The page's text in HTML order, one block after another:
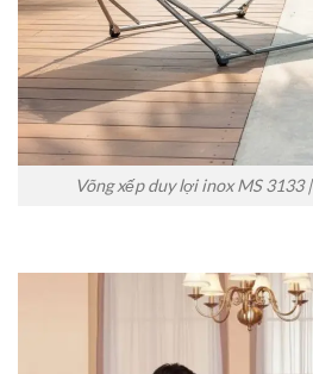
Võng xếp duy lợi inox MS 3133